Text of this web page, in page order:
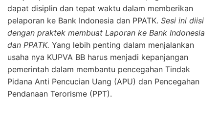
dapat disiplin dan tepat waktu dalam memberikan
pelaporan ke Bank Indonesia dan PPATK. Sesi ini diisi
dengan praktek membuat Laporan ke Bank Indonesia
dan PPATK. Yang lebih penting dalam menjalankan
usaha nya KUPVA BB harus menjadi kepanjangan
pemerintah dalam membantu pencegahan Tindak
Pidana Anti Pencucian Uang (APU) dan Pencegahan
Pendanaan Terorisme (PPT).